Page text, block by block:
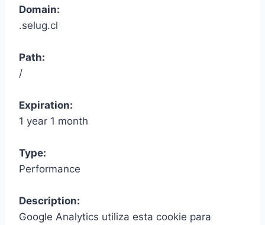
Domain:
.selug.cl
Path:
/
Expiration:
1 year 1 month
Type:
Performance
Description:
Google Analytics utiliza esta cookie para